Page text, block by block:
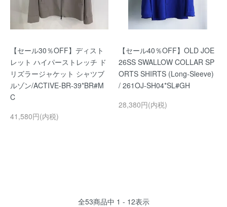
【セール30％OFF】ディスト
レット ハイパーストレッチ ド
リズラージャケット シャツブ
ルゾン/ACTIVE-BR-39*BR#M
C
41,580円(内税)
【セール40％OFF】OLD JOE
26SS SWALLOW COLLAR SP
ORTS SHIRTS (Long-Sleeve)
/ 261OJ-SH04*SL#GH
28,380円(内税)
全53商品中 1 - 12表示